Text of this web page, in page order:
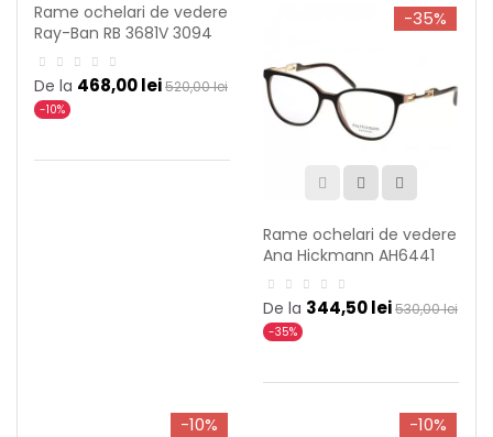
Rame ochelari de vedere
Ray-Ban RB 3681V 3094
De la 468,00 lei520,00 lei
-10%
-35%
Rame ochelari de vedere
Ana Hickmann AH6441
H01
De la 344,50 lei530,00 lei
-35%
-10% -10%